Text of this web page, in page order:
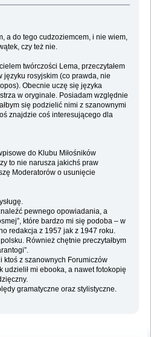
a do tego cudzoziemcem, i nie wiem,
czy też nie.
twórczości Lema, przeczytałem
języku rosyjskim (co prawda, nie
Obecnie uczę się języka
w oryginale. Posiadam względnie
się podzielić nimi z szanownymi
znajdzie coś interesującego dla
do Klubu Miłośników
to nie narusza jakichś praw
Moderatorów o usunięcie
pewnego opowiadania, a
które bardzo mi się podoba – w
redakcja z 1957 jak z 1947 roku.
Również chętnie preczytałbym
ktoś z szanownych Forumiczów
udzielił mi ebooka, a nawet fotokopię
gramatyczne oraz stylistyczne.